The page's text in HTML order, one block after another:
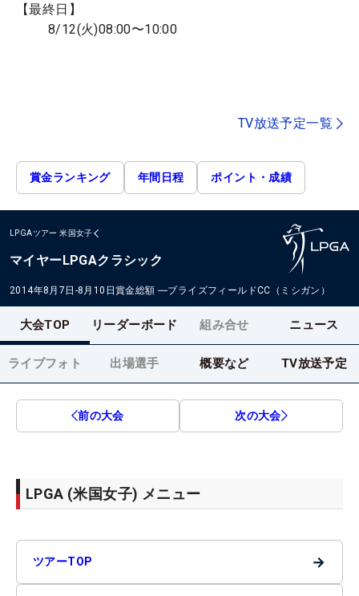
【最終日】
8/12(火)08:00〜10:00
TV放送予定一覧
賞金ランキング 年間日程 ポイント・成績
LPGAツアー 米国女子
マイヤーLPGAクラシック
2014年8月7日-8月10日賞金総額 ―ブライズフィールドCC（ミシガン）
大会TOP リーダーボード 組み合せ ニュース
ライブフォト 出場選手 概要など TV放送予定
前の大会 次の大会
LPGA (米国女子) メニュー
ツアーTOP →